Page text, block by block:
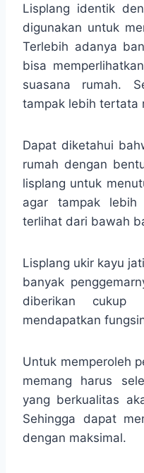
Lisplang identik
digunakan untuk
Terlebih adanya
bisa
suasana rumah.
tampak lebih tertata
Dapat diketahui
rumah dengan
lisplang untuk
agar tampak
terlihat dari bawah
Lisplang ukir kayu
banyak
diberikan cukup
mendapatkan
Untuk memperoleh
memang harus
yang berkualitas
Sehingga dapat
dengan maksimal.